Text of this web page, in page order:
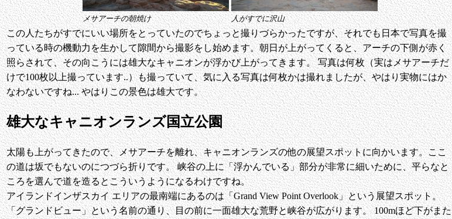
メサアーチの朝焼け 人がすでに沢山
この人たちがすでにいい場所をとっていたのでちょっと撮りづらかったですが、それでも日本で写真を撮
っている時の機動力を生かして隙間から撮影をし始めます。朝日が上がってくると、アーチの下側が赤く
照らされて、その向こうには雄大なキャニオンが浮かび上がってきます。 写真は何枚（実はメサアーチだ
けで100枚以上撮っています..）も撮っていて、気に入る写真は何枚かは撮れましたが、やはり実物にはか
なわないですね... やはりこの景色は雄大です。
雄大なキャニオンランズ国立公園
太陽も上がってきたので、メサアーチを離れ、キャニオンランズの他の展望スポットに向かいます。ここ
の道は坂でもないのにつづら折りです。 峡谷の上に「浮かんでいる」部分が非常に細いために、平らなと
ころを選んで道を造るとこういうようになるわけですね。
アイランドインザスカイ エリアの最南端にあるのは「Grand View Point Overlook」という展望スポット。
「グランドビュー」という名前の通り、目の前に一面雄大な荒野と峡谷が広がります。 100mほど下がまた